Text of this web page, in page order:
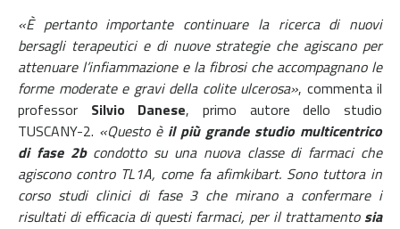
«È pertanto importante continuare la ricerca di nuovi
bersagli terapeutici e di nuove strategie che agiscano per
attenuare l’infiammazione e la fibrosi che accompagnano le
forme moderate e gravi della colite ulcerosa», commenta il
professor Silvio Danese, primo autore dello studio
TUSCANY-2. «Questo è il più grande studio multicentrico
di fase 2bcondotto su una nuova classe di farmaci che
agiscono contro TL1A, come fa afimkibart. Sono tuttora in
corso studi clinici di fase 3 che mirano a confermare i
risultati di efficacia di questi farmaci, per il trattamentosia